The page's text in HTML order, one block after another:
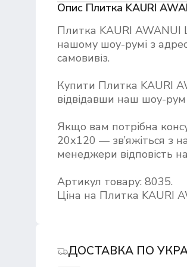
Опис Плитка KAURI
Плитка KAURI AWANUI
нашому шоу-румі з
самовивіз.
Купити Плитка KAURI
відвідавши наш шоу-
Якщо вам потрібна
20х120 — зв’яжіться з
менеджери відповість
Артикул товару: 8035.
Ціна на Плитка KAURI
ДОСТАВКА ПО